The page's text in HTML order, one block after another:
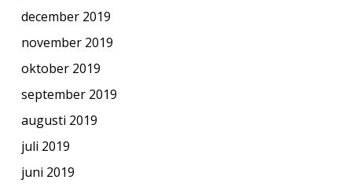
december 2019
november 2019
oktober 2019
september 2019
augusti 2019
juli 2019
juni 2019